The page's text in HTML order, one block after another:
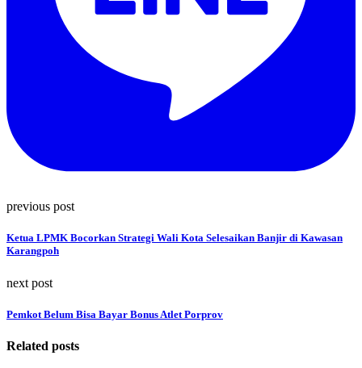
previous post
Ketua LPMK Bocorkan Strategi Wali Kota Selesaikan Banjir di Kawasan
Karangpoh
next post
Pemkot Belum Bisa Bayar Bonus Atlet Porprov
Related posts